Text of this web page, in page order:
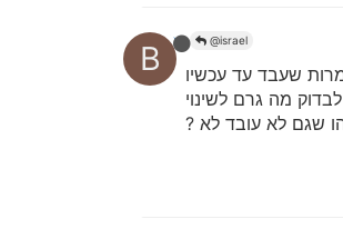
Bbbn @israel
שעבד עד עכשיו
מה גרם לשינוי
שגם לא עובד לא ?